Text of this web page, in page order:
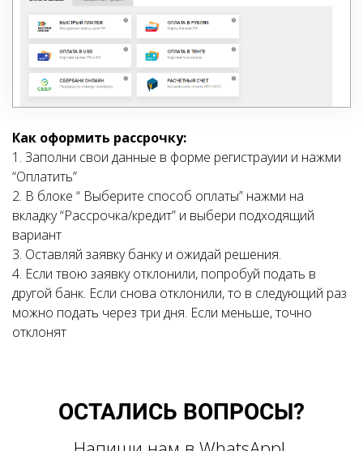
Как оформить рассрочку:
1. Заполни свои данные в форме регистрауии и нажми
“Оплатить”
2. В блоке “ Выберите способ оплаты” нажми на
вкладку “Рассрочка/кредит” и выбери подходящий
вариант
3. Оставляй заявку банку и ожидай решения.
4. Если твою заявку отклонили, попробуй подать в
другой банк. Если снова отклонили, то в следующий раз
можно подать через три дня. Если меньше, точно
отклонят
ОСТАЛИСЬ ВОПРОСЫ?